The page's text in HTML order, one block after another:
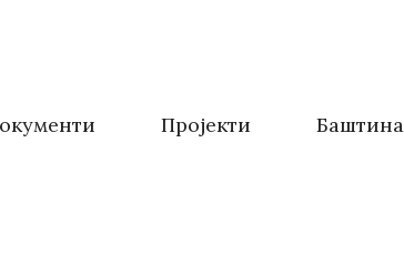
Пројекти Баштина